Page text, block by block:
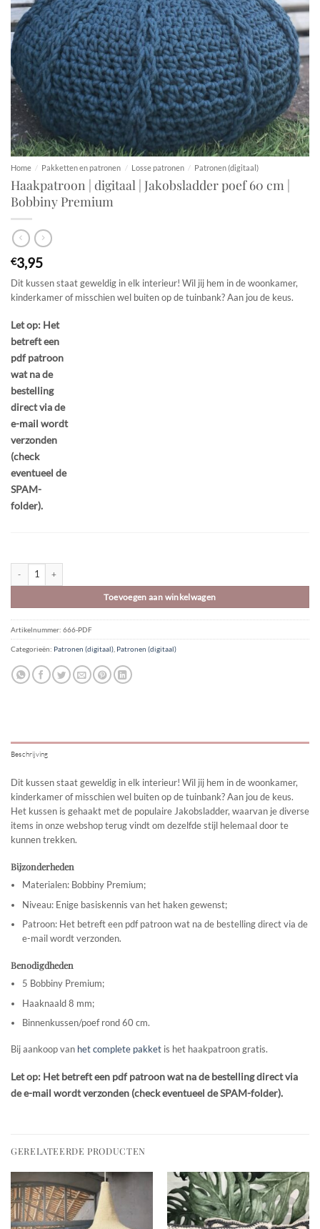
Home / Pakketten en patronen / Losse patronen / Patronen (digitaal)
Haakpatroon | digitaal | Jakobsladder poef 60 cm |
Bobbiny Premium
€3,95
Dit kussen staat geweldig in elk interieur! Wil jij hem in de woonkamer,
kinderkamer of misschien wel buiten op de tuinbank? Aan jou de keus.
Let op: Het
betreft een
pdf patroon
wat na de
bestelling
direct via de
e-mail wordt
verzonden
(check
eventueel de
SPAM-
folder).
Haakpatroon | digitaal | Jakobsladder poef 60 cm | Bobbiny Premium aantal
Toevoegen aan winkelwagen
Artikelnummer: 666-PDF
Categorieën: Patronen (digitaal) Patronen (digitaal)
Beschrijving
Dit kussen staat geweldig in elk interieur! Wil jij hem in de woonkamer,
kinderkamer of misschien wel buiten op de tuinbank? Aan jou de keus.
Het kussen is gehaakt met de populaire Jakobsladder, waarvan je diverse
items in onze webshop terug vindt om dezelfde stijl helemaal door te
kunnen trekken.
Bijzonderheden
Materialen: Bobbiny Premium;
Niveau: Enige basiskennis van het haken gewenst;
Patroon: Het betreft een pdf patroon wat na de bestelling direct via de
e-mail wordt verzonden.
Benodigdheden
5 Bobbiny Premium;
Haaknaald 8 mm;
Binnenkussen/poef rond 60 cm.
Bij aankoop van het complete pakket is het haakpatroon gratis.
Let op: Het betreft een pdf patroon wat na de bestelling direct via
de e-mail wordt verzonden (check eventueel de SPAM-folder).
GERELATEERDE PRODUCTEN